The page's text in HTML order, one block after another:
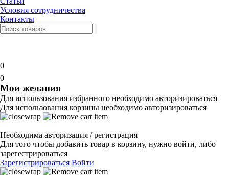
Условия сотрудничества
Контакты
0
0
Мои желания
Для использования избранного необходимо авторизироваться
Для использования корзины необходимо авторизироваться
Необходима авторизация / регистрация
Для того чтобы добавить товар в корзину, нужно войти, либо
зарегестрироваться
Зарегистрироваться Войти